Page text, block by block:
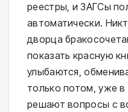
реестры, и ЗАГСы
автоматически.
дворца
показать красную
улыбаются,
только потом, уже
решают вопросы с